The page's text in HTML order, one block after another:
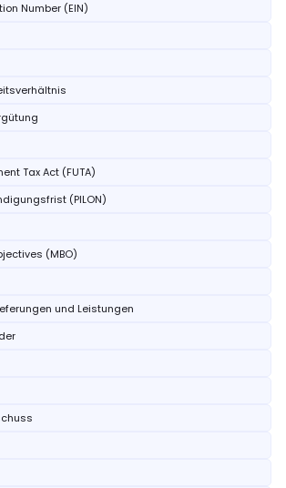
Number (EIN)
Tax Act (FUTA)
(PILON)
(MBO)
und Leistungen